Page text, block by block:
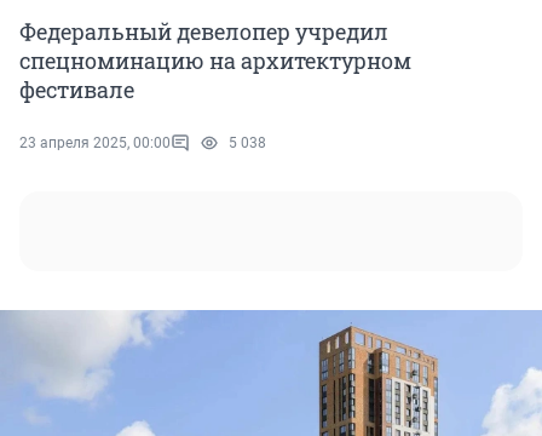
Федеральный девелопер учредил
спецноминацию на архитектурном
фестивале
23 апреля 2025, 00:00 5 038